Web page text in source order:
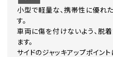
小型で軽量な、携帯性に優れ
す。
車両に傷を付けないよう、脱
ます。
サイドのジャッキアップポイン